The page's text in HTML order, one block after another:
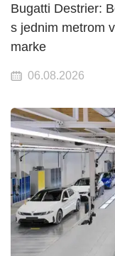
Bugatti Destrier:
s jednim metrom
marke
06.08.2026